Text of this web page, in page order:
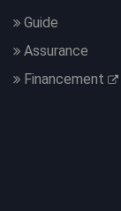
Guide
Assurance
Financement